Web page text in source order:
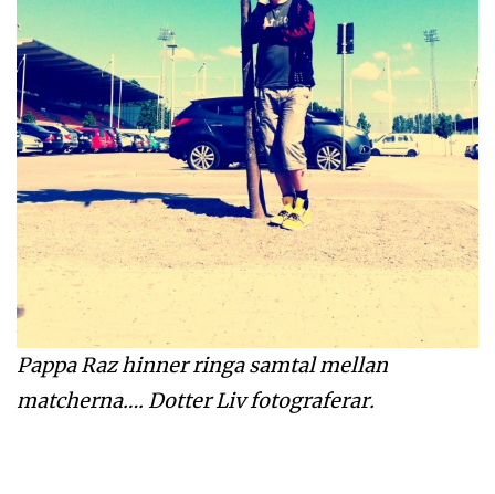
Pappa Raz hinner ringa samtal mellan
matcherna…. Dotter Liv fotograferar.